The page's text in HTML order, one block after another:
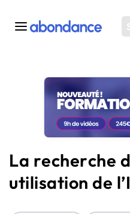
Toutes les actus
Actus SEO
Plateforme
Solutions
Ressources
Audit SEO
La recherche
utilisation de